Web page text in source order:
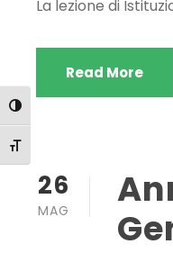
Attiva/disattiva alto
Attiva/disattiva
La lezione di
Read More
26
MAG